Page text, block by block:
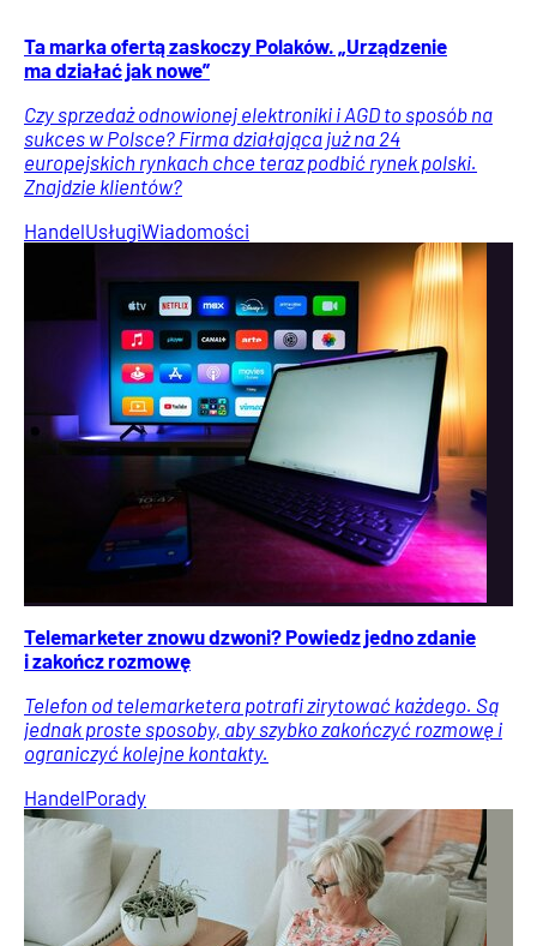
Ta marka ofertą zaskoczy Polaków. „Urządzenie
ma działać jak nowe”
Czy sprzedaż odnowionej elektroniki i AGD to sposób na
sukces w Polsce? Firma działająca już na 24
europejskich rynkach chce teraz podbić rynek polski.
Znajdzie klientów?
HandelUsługiWiadomości
Telemarketer znowu dzwoni? Powiedz jedno zdanie
i zakończ rozmowę
Telefon od telemarketera potrafi zirytować każdego. Są
jednak proste sposoby, aby szybko zakończyć rozmowę i
ograniczyć kolejne kontakty.
HandelPorady